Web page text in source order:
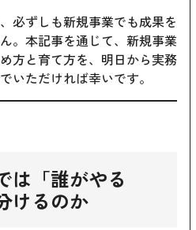
必ずしも新規事業でも成果を
。本記事を通じて、新規事業
方と育て方を、明日から実務
いただければ幸いです。
は「誰がやる
けるのか